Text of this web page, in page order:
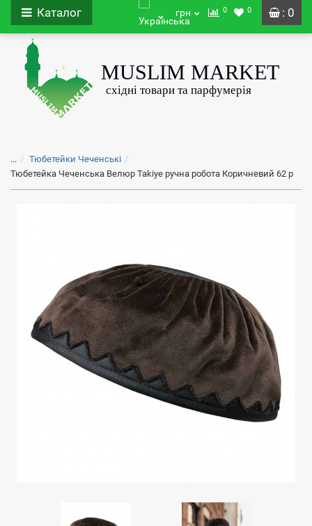
: 0
Каталог грн 0 0
...
Тюбетейки Чеченські
Тюбетейка Чеченська Велюр Takiye ручна робота Коричневий 62 р